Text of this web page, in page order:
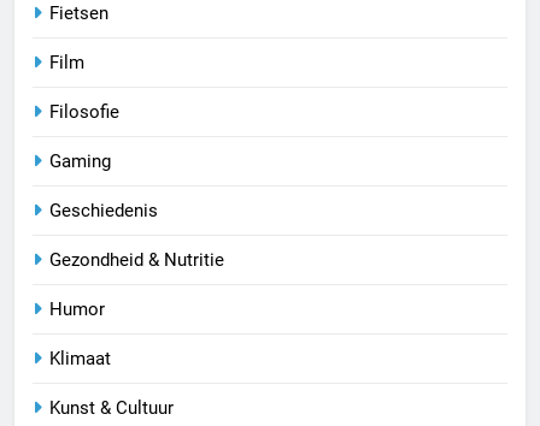
Fietsen
Film
Filosofie
Gaming
Geschiedenis
Gezondheid & Nutritie
Humor
Klimaat
Kunst & Cultuur